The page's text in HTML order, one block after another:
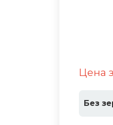
Цена
Без